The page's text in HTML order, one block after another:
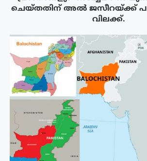
ചെയ്തതിന് അൽ ജസീറയ്‌ക്ക്
വിലക്ക്.